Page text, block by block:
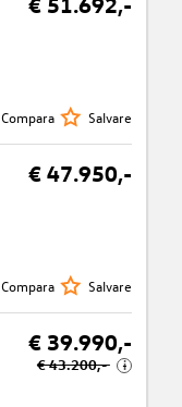
Compara Salvare
€ 47.950,-
Compara Salvare
€ 39.990,-
€ 43.200,- i